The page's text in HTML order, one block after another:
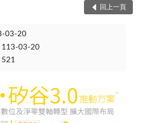
回上一頁
03-20
113-03-20
521